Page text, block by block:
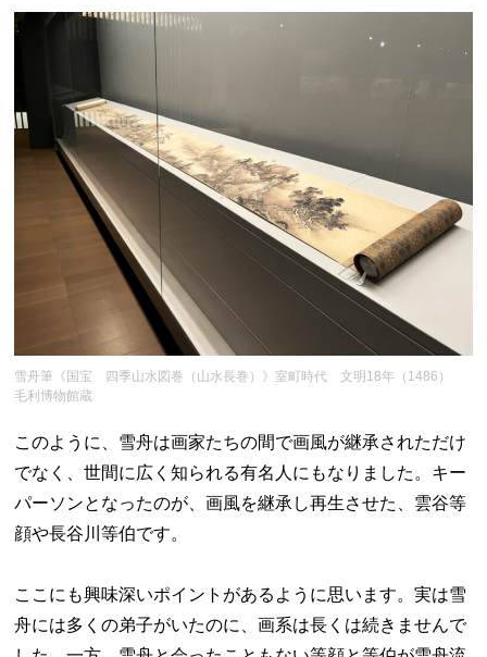
雪舟筆《国宝 四季山水図巻（山水長巻）》室町時代 文明18年（1486）
毛利博物館蔵
このように、雪舟は画家たちの間で画風が継承されただけ
でなく、世間に広く知られる有名人にもなりました。キー
パーソンとなったのが、画風を継承し再生させた、雲谷等
顔や長谷川等伯です。
ここにも興味深いポイントがあるように思います。実は雪
舟には多くの弟子がいたのに、画系は長くは続きませんで